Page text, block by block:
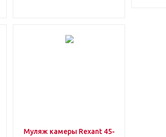
Муляж камеры Rexant 45-